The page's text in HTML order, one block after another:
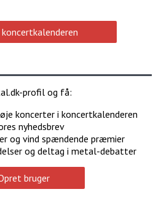
profil og få:
koncerter i koncertkalenderen
nyhedsbrev
og vind spændende præmier
og deltag i metal-debatter
bruger